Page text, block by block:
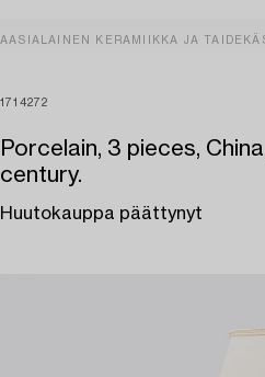
AASIALAINEN KERAMIIKKA JA
1714272
Porcelain, 3 pieces,
century.
Huutokauppa päättynyt